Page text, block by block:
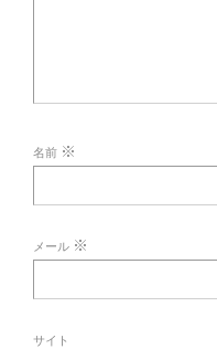
名前 ※
メール ※
サイト